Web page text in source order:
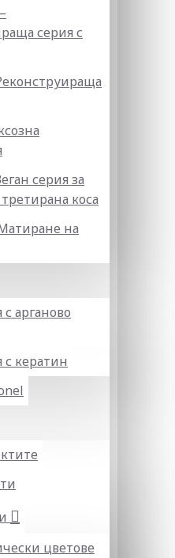
серия с
серия за
коса
на
арганово
кератин
цветове